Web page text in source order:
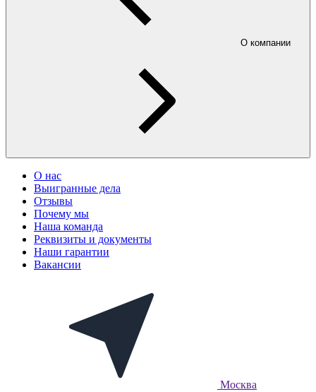
О компании
О нас
Выигранные дела
Отзывы
Почему мы
Наша команда
Реквизиты и документы
Наши гарантии
Вакансии
Москва